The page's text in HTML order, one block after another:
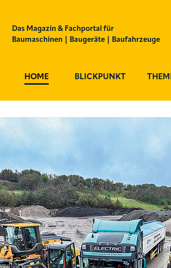
Das Magazin & Fachportal für
Baumaschinen | Baugeräte | Baufahrzeuge
HOME BLICKPUNKT